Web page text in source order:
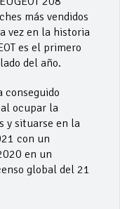
más vendidos
vez en la historia
es el primero
del año.
conseguido
ocupar la
y situarse en la
con un
en un
global del 21